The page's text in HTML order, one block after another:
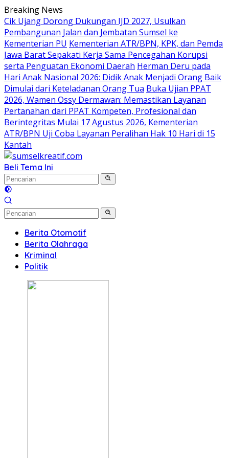
Langsung
ke
konten
Breaking News
Cik Ujang Dorong Dukungan IJD 2027, Usulkan
Pembangunan Jalan dan Jembatan Sumsel ke
Kementerian PU Kementerian ATR/BPN, KPK, dan Pemda
Jawa Barat Sepakati Kerja Sama Pencegahan Korupsi
serta Penguatan Ekonomi Daerah Herman Deru pada
Hari Anak Nasional 2026: Didik Anak Menjadi Orang Baik
Dimulai dari Keteladanan Orang Tua Buka Ujian PPAT
2026, Wamen Ossy Dermawan: Memastikan Layanan
Pertanahan dari PPAT Kompeten, Profesional dan
Berintegritas Mulai 17 Agustus 2026, Kementerian
ATR/BPN Uji Coba Layanan Peralihan Hak 10 Hari di 15
Kantah
Beli Tema Ini
Berita Otomotif
Berita Olahraga
Kriminal
Politik